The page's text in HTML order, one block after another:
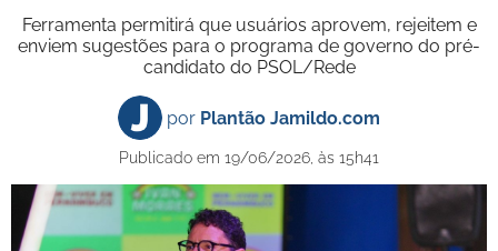
Ferramenta permitirá que usuários aprovem, rejeitem e
enviem sugestões para o programa de governo do pré-
candidato do PSOL/Rede
por Plantão Jamildo.com
Publicado em 19/06/2026, às 15h41